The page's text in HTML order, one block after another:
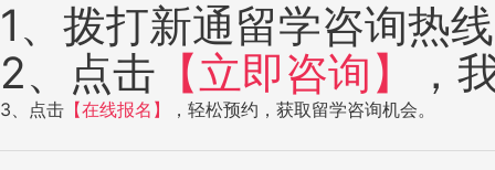
1、拨打新通留学咨询热
2、点击 【立即咨询】 ，
3、点击 【在线报名】 ，轻松预约，获取留学咨询机会。